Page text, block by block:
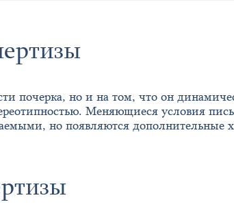
почерка, но и на том, что он
Меняющиеся условия
но появляются дополнительные